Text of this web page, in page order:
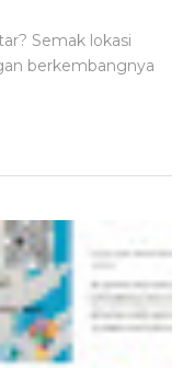
Semak lokasi
berkembangnya